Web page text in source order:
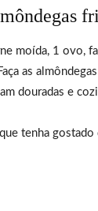
moída, 1 ovo,
as
douradas e
tenha gostado